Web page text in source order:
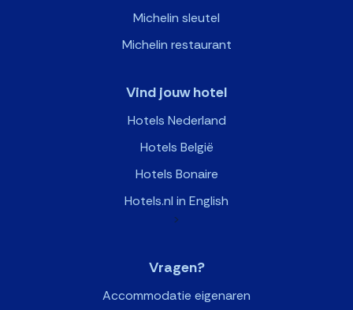
Michelin sleutel
Michelin restaurant
Vind jouw hotel
Hotels Nederland
Hotels België
Hotels Bonaire
Hotels.nl in English
>
Vragen?
Accommodatie eigenaren